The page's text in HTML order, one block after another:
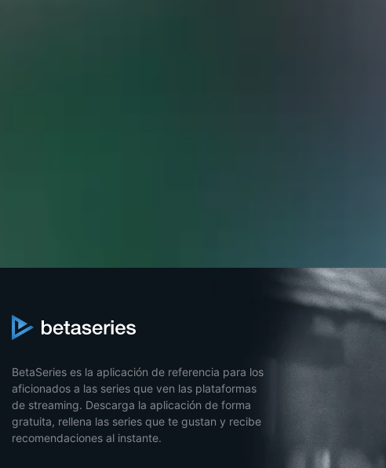
BetaSeries es la aplicación de referencia para los
aficionados a las series que ven las plataformas
de streaming. Descarga la aplicación de forma
gratuita, rellena las series que te gustan y recibe
recomendaciones al instante.